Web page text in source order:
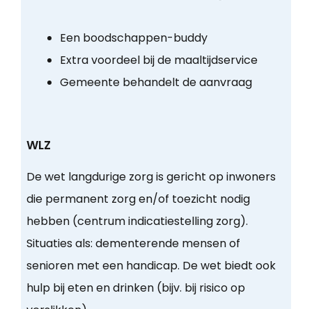
Een boodschappen-buddy
Extra voordeel bij de maaltijdservice
Gemeente behandelt de aanvraag
WLZ
De wet langdurige zorg is gericht op inwoners
die permanent zorg en/of toezicht nodig
hebben (centrum indicatiestelling zorg).
Situaties als: dementerende mensen of
senioren met een handicap. De wet biedt ook
hulp bij eten en drinken (bijv. bij risico op